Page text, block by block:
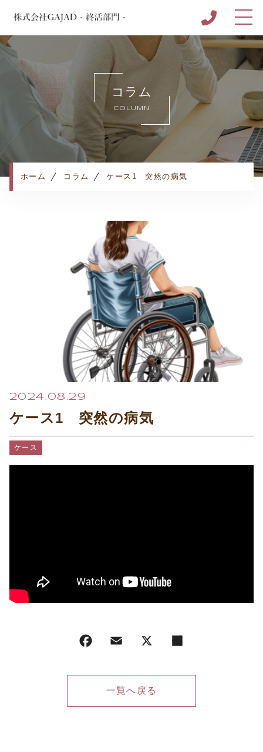
ホーム
株式会社GAJAD - 終活部門 - について
キャンペーン
サービス
セミナー実績
MUSUBU NOTE完成までの流れ
お知らせ
コラム
プライバシーポリシー
コラム
COLUMN
ホーム コラム ケース1 突然の病気
2024.08.29
ケース1 突然の病気
ケース
一覧へ戻る